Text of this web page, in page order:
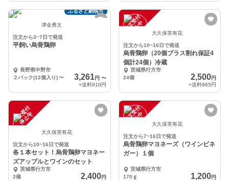
ふるさと納税可
津金勇太
注文から3~7日で発送
平飼い烏骨鶏卵
長野県中野市
２パック(12個入り)〜 3,261円 〜
+送料910円
注
文
受
付
停
止
中 大久保芙有花
注文から10~16日で発送
烏骨鶏卵（20個ブラス割れ保証4
個計24個）冷蔵
茨城県行方市
24個
2,500円
+送料965円
注
文
受
付
停
止
中
大久保芙有花
注文から10~16日で発送
各１本セット！烏骨鶏卵マヨネー
ズアップルとワインのセット
茨城県行方市
2個
2,400円
注
文
受
付
停
止
中 大久保芙有花
注文から7~16日で発送
烏骨鶏卵マヨネーズ（ワインビネ
ガー）１個
茨城県行方市
170ｇ
1,200円